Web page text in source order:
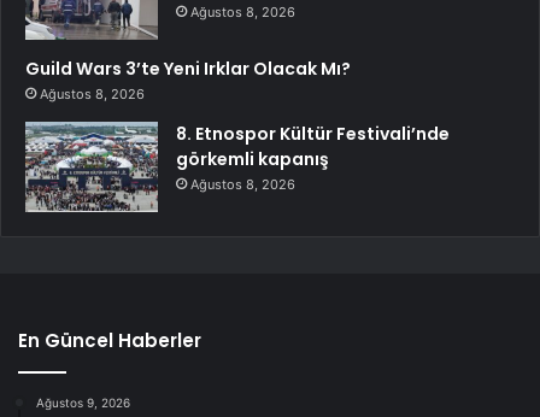
Ağustos 8, 2026
Guild Wars 3’te Yeni Irklar Olacak Mı?
Ağustos 8, 2026
8. Etnospor Kültür Festivali’nde
görkemli kapanış
Ağustos 8, 2026
En Güncel Haberler
Ağustos 9, 2026